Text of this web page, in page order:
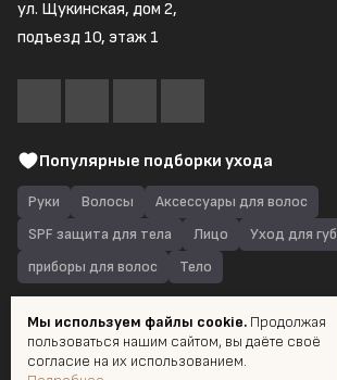
ул. Щукинская, дом 2,
подъезд 10, этаж 1
Популярные подборки ухода
Руки Волосы
Аксессуары для волос
SPF защита для тела
Лицо
Уход для губ
приборы для волос
Тело
© 2026 Quantum Shop.ru
Мы используем файлы cookie. Продолжая
пользоваться нашим сайтом, вы даёте своё
согласие на их использованием.